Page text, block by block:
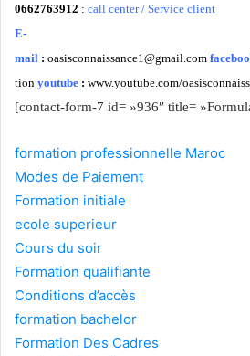
0662763912 : call center / Service client
E-
mail : oasisconnaissance1@gmail.com
tion youtube : www.youtube.com/
[contact-form-7 id= »936″ title=
formation professionnelle Maroc
Modes de Paiement
Formation initiale
ecole superieur
Cours du soir
Formation qualifiante
Conditions d’accès
formation bachelor
Formation Des Cadres